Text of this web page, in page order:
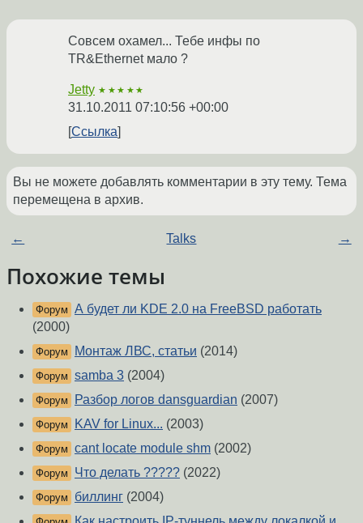
Совсем охамел... Тебе инфы по
TR&Ethernet мало ?
Jetty ★★★★★
31.10.2011 07:10:56 +00:00
Ссылка
Вы не можете добавлять комментарии в эту тему. Тема
перемещена в архив.
← Talks →
Похожие темы
Форум А будет ли KDE 2.0 на FreeBSD работать
(2000)
Форум Монтаж ЛВС, статьи (2014)
Форум samba 3 (2004)
Форум Разбор логов dansguardian (2007)
Форум KAV for Linux... (2003)
Форум cant locate module shm (2002)
Форум Что делать ????? (2022)
Форум биллинг (2004)